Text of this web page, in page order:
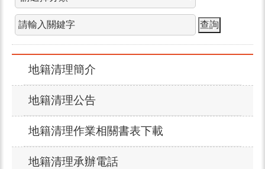
地籍清理簡介
地籍清理公告
地籍清理作業相關書表下載
地籍清理承辦電話